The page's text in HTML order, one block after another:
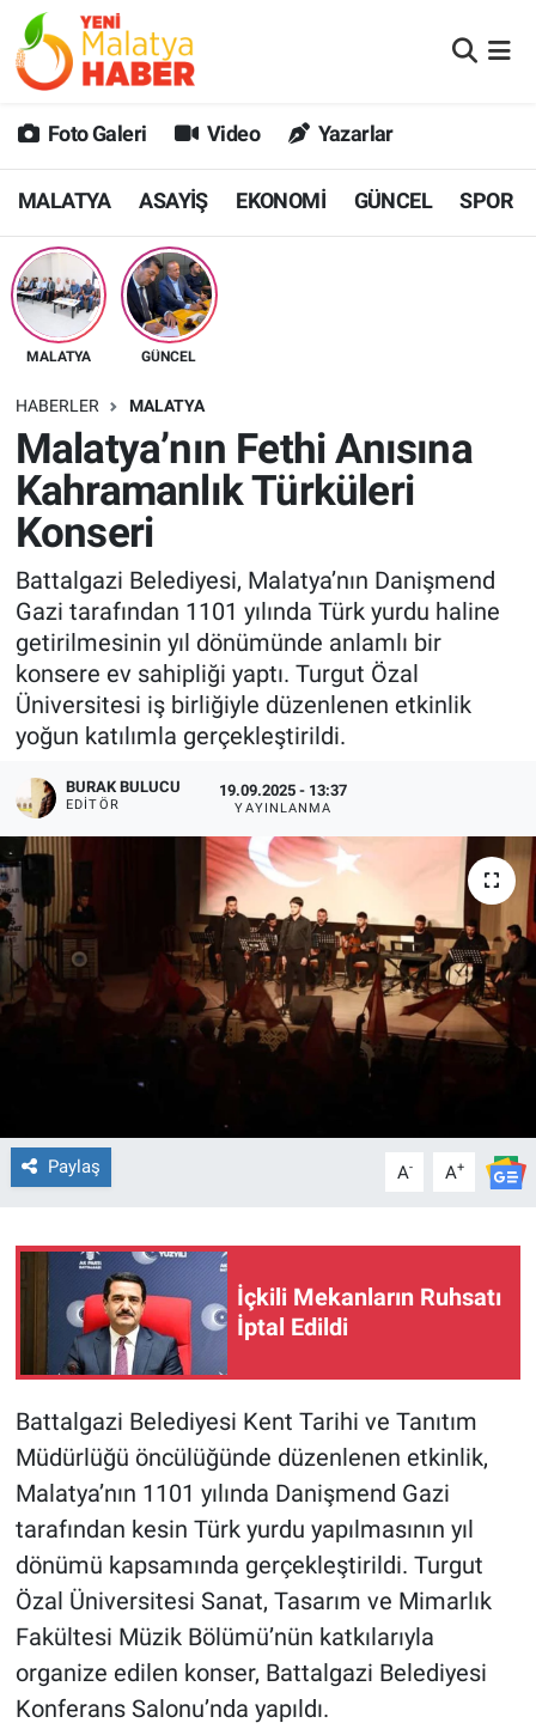
Foto Galeri Video Yazarlar
MALATYA ASAYİŞ EKONOMİ GÜNCEL SPOR
MALATYA GÜNCEL
HABERLER MALATYA
Malatya’nın Fethi Anısına
Kahramanlık Türküleri
Konseri
Battalgazi Belediyesi, Malatya’nın Danişmend
Gazi tarafından 1101 yılında Türk yurdu haline
getirilmesinin yıl dönümünde anlamlı bir
konsere ev sahipliği yaptı. Turgut Özal
Üniversitesi iş birliğiyle düzenlenen etkinlik
yoğun katılımla gerçekleştirildi.
BURAK BULUCU
EDITÖR
19.09.2025 - 13:37
YAYINLANMA
Paylaş A- A+
İçkili Mekanların Ruhsatı
İptal Edildi
Battalgazi Belediyesi Kent Tarihi ve Tanıtım
Müdürlüğü öncülüğünde düzenlenen etkinlik,
Malatya’nın 1101 yılında Danişmend Gazi
tarafından kesin Türk yurdu yapılmasının yıl
dönümü kapsamında gerçekleştirildi. Turgut
Özal Üniversitesi Sanat, Tasarım ve Mimarlık
Fakültesi Müzik Bölümü’nün katkılarıyla
organize edilen konser, Battalgazi Belediyesi
Konferans Salonu’nda yapıldı.
MALATYA
GÜNCEL
SPOR
SAĞLIK
DİĞER
EKONOMİ
Malatya Nöbetçi Eczaneler
MALATYA Namaz Vakitleri
Malatya Trafik Yoğunluk Haritası
Süper Lig Puan Durumu ve Fikstür
Tüm Manşetler
Son Dakika Haberleri
Haber Arşivi